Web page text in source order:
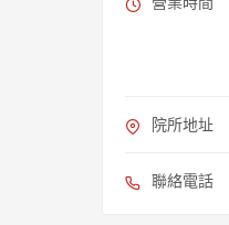
院所地址
聯絡電話